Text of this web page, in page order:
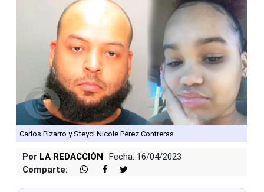
Carlos Pizarro y Steyci Nicole Pérez Contreras
Por LA REDACCIÓN
Fecha: 16/04/2023
Comparte: